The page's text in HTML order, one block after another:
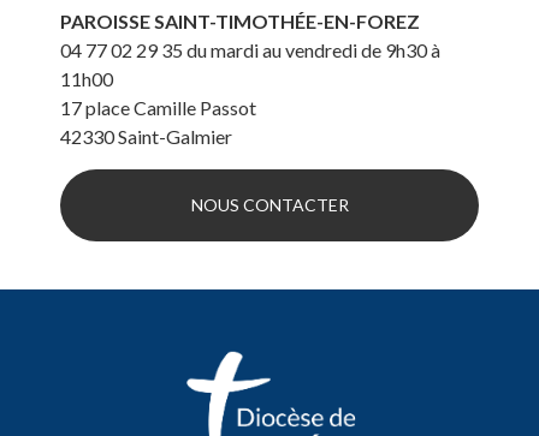
PAROISSE SAINT-TIMOTHÉE-EN-FOREZ
04 77 02 29 35 du mardi au vendredi de 9h30 à
11h00
17 place Camille Passot
42330Saint-Galmier
NOUS CONTACTER